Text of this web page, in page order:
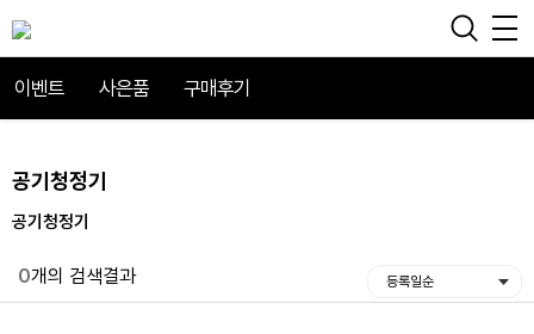
이벤트 사은품 구매후기
공기청정기
공기청정기
0개의 검색결과 등록일순